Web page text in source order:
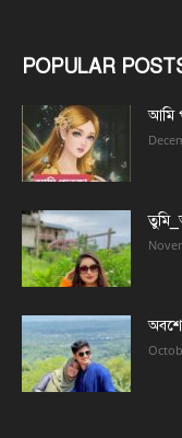
POPULAR
আমি